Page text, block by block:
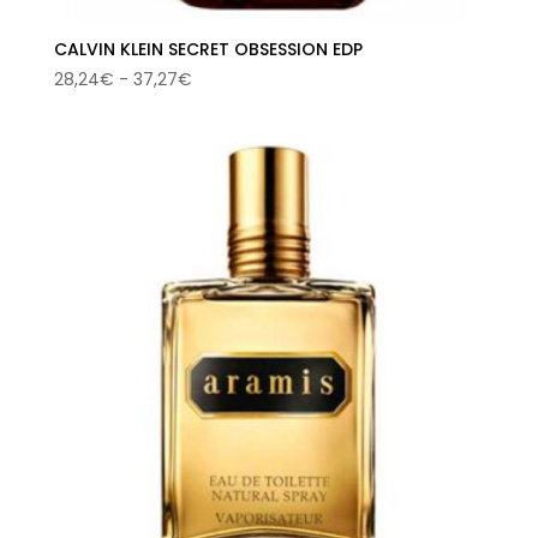
CALVIN KLEIN SECRET OBSESSION EDP
28,24€ - 37,27€Rango
desde
37,27€